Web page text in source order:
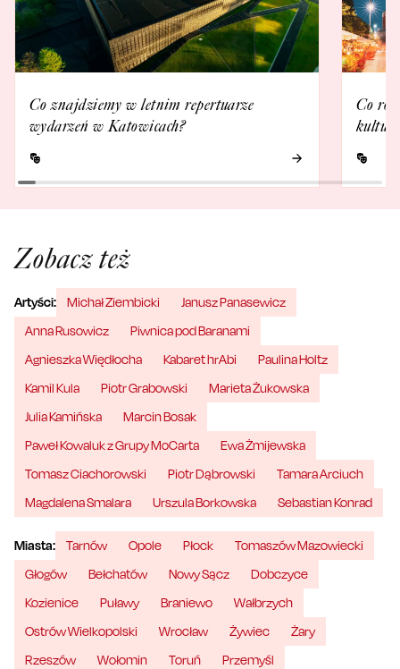
Co znajdziemy w letnim repertuarze
wydarzeń w Katowicach?
Co
Zobacz też
Artyści: Michał Ziembicki
Janusz Panasewicz
Anna Rusowicz
Piwnica pod Baranami
Agnieszka Więdłocha
Kabaret hrAbi
Paulina Holtz
Kamil Kula
Piotr Grabowski
Marieta Żukowska
Julia Kamińska
Marcin Bosak
Paweł Kowaluk z Grupy MoCarta
Ewa Żmijewska
Tomasz Ciachorowski
Piotr Dąbrowski
Tamara Arciuch
Magdalena Smalara
Urszula Borkowska Sebastian Konrad
Miasta: Tarnów Opole Płock
Tomaszów Mazowiecki
Głogów
Bełchatów Nowy Sącz
Dobczyce
Kozienice
Puławy Braniewo
Wałbrzych
Ostrów Wielkopolski
Wrocław Żywiec
Żary
Rzeszów
Wołomin Toruń
Przemyśl